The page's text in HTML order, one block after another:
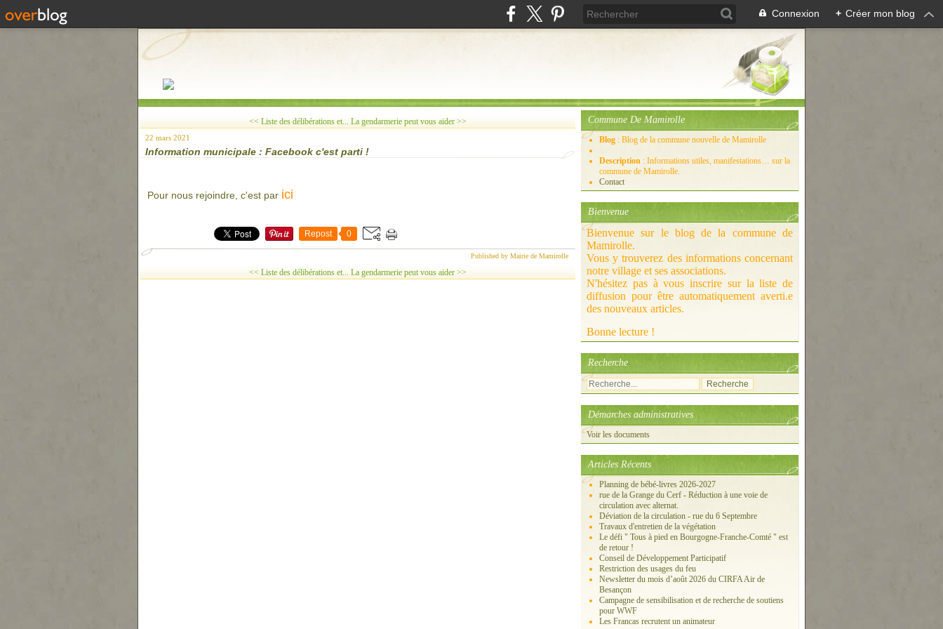
Connexion + Créer mon blog
<< Liste des délibérations et... La gendarmerie peut vous aider >>
22 mars 2021
Information municipale : Facebook c'est parti !
Pour nous rejoindre, c'est par ici
Repost 0
Published by Mairie de Mamirolle
<< Liste des délibérations et... La gendarmerie peut vous aider >>
Commune De Mamirolle
Blog : Blog de la commune nouvelle de Mamirolle
Description : Informations utiles, manifestations… sur la
commune de Mamirolle.
Contact
Bienvenue
Bienvenue sur le blog de la commune de
Mamirolle.
Vous y trouverez des informations concernant
notre village et ses associations.
N'hésitez pas à vous inscrire sur la liste de
diffusion pour être automatiquement averti.e
des nouveaux articles.
Bonne lecture !
Recherche
Démarches administratives
Voir les documents
Articles Récents
Planning de bébé-livres 2026-2027
rue de la Grange du Cerf - Réduction à une voie de
circulation avec alternat.
Déviation de la circulation - rue du 6 Septembre
Travaux d'entretien de la végétation
Le défi " Tous à pied en Bourgogne-Franche-Comté " est
de retour !
Conseil de Développement Participatif
Restriction des usages du feu
Newsletter du mois d’août 2026 du CIRFA Air de
Besançon
Campagne de sensibilisation et de recherche de soutiens
pour WWF
Les Francas recrutent un animateur